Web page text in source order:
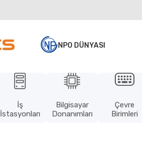
NPO DÜNYASI
İş
İstasyonları
Bilgisayar
Donanımları
Çevre
Birimleri